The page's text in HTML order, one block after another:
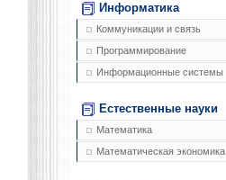
Информатика
Коммуникации и связь
Программирование
Информационные системы
Естественные науки
Математика
Математическая экономика